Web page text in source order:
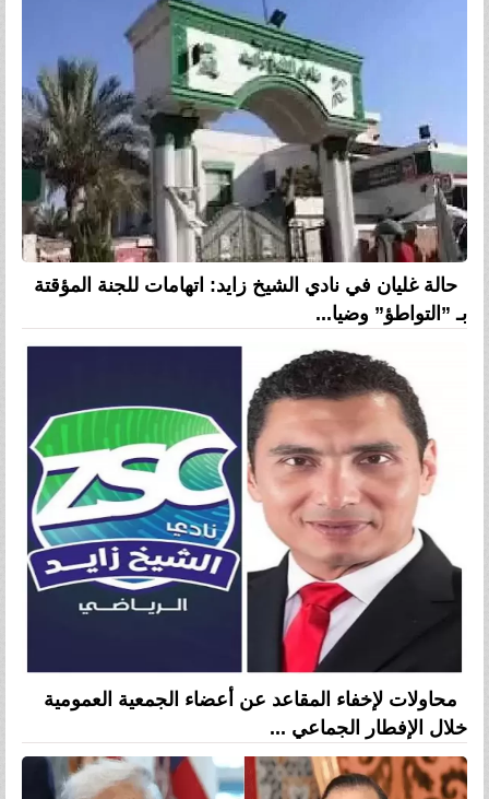
حالة غليان في نادي الشيخ زايد: اتهامات للجنة المؤقتة
بـ ”التواطؤ” وضيا...
محاولات لإخفاء المقاعد عن أعضاء الجمعية العمومية
خلال الإفطار الجماعي ...